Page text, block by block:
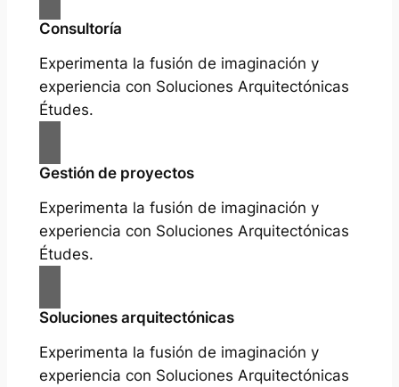
Consultoría
Experimenta la fusión de imaginación y
experiencia con Soluciones Arquitectónicas
Études.
Gestión de proyectos
Experimenta la fusión de imaginación y
experiencia con Soluciones Arquitectónicas
Études.
Soluciones arquitectónicas
Experimenta la fusión de imaginación y
experiencia con Soluciones Arquitectónicas